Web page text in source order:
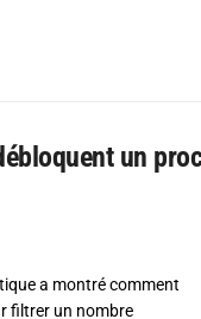
un
a montré comment
filtrer un nombre